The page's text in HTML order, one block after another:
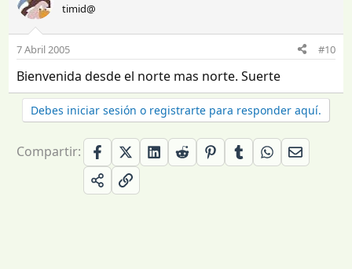
timid@
7 Abril 2005 #10
Bienvenida desde el norte mas norte. Suerte
Debes iniciar sesión o registrarte para responder aquí.
Compartir: